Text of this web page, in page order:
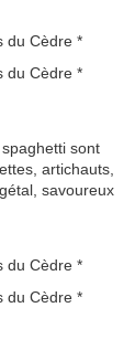
sont
artichauts,
savoureux